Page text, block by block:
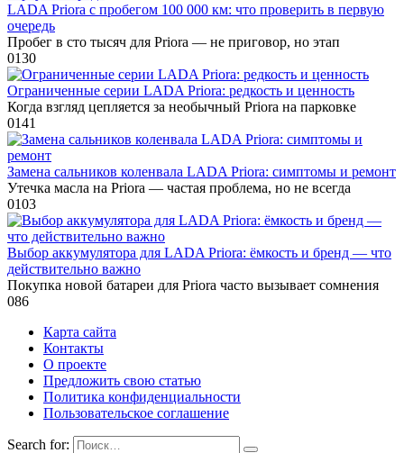
LADA Priora с пробегом 100 000 км: что проверить в первую
очередь
Пробег в сто тысяч для Priora — не приговор, но этап
0130
Ограниченные серии LADA Priora: редкость и ценность
Когда взгляд цепляется за необычный Priora на парковке
0141
Замена сальников коленвала LADA Priora: симптомы и ремонт
Утечка масла на Priora — частая проблема, но не всегда
0103
Выбор аккумулятора для LADA Priora: ёмкость и бренд — что
действительно важно
Покупка новой батареи для Priora часто вызывает сомнения
086
Карта сайта
Контакты
О проекте
Предложить свою статью
Политика конфиденциальности
Пользовательское соглашение
Search for: